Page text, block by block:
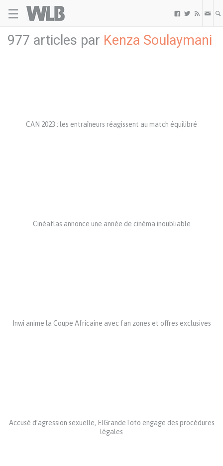
☰   
977 articles par Kenza Soulaymani
CAN 2023 : les entraîneurs réagissent au match équilibré
Cinéatlas annonce une année de cinéma inoubliable
Inwi anime la Coupe Africaine avec fan zones et offres exclusives
Accusé d’agression sexuelle, ElGrandeToto engage des procédures
légales